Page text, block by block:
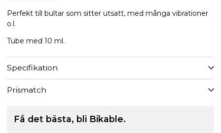
Perfekt till bultar som sitter utsatt, med många vibrationer
o.l.
Tube med 10 ml.
Specifikation
Prismatch
Få det bästa, bli Bikable.